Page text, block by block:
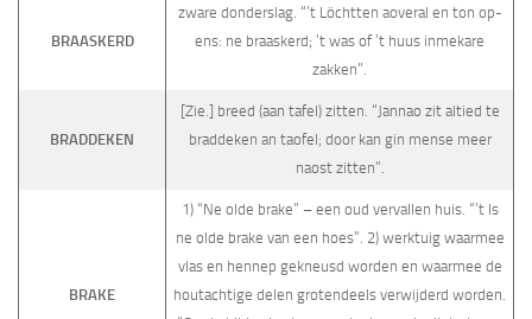
BRAASKERD
zware donderslag. “’t Löchtten aoveral en ton op-
ens: ne braaskerd; ’t was of ’t huus inmekare
zakken”.
BRADDEKEN
[Zie.] breed (aan tafel) zitten. “Jannao zit altied te
braddeken an taofel; door kan gin mense meer
naost zitten”.
BRAKE
1) “Ne olde brake” – een oud vervallen huis. “’t Is
ne olde brake van een hoes”. 2) werktuig waarmee
vlas en hennep gekneusd worden en waar­mee de
houtachtige delen grotendeels verwijderd worden.